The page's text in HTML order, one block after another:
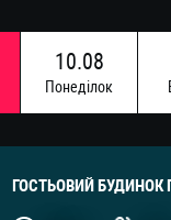
10.08
Понедiлок
ГОСТЬОВИЙ БУДИНОК